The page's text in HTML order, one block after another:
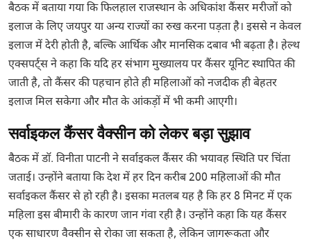
बैठक में बताया गया कि फिलहाल राजस्थान के अधिकांश कैंसर मरीजों को
इलाज के लिए जयपुर या अन्य राज्यों का रुख करना पड़ता है। इससे न केवल
इलाज में देरी होती है, बल्कि आर्थिक और मानसिक दबाव भी बढ़ता है। हेल्थ
एक्सपर्ट्स ने कहा कि यदि हर संभाग मुख्यालय पर कैंसर यूनिट स्थापित की
जाती है, तो कैंसर की पहचान होते ही महिलाओं को नजदीक ही बेहतर
इलाज मिल सकेगा और मौत के आंकड़ों में भी कमी आएगी।
सर्वाइकल कैंसर वैक्सीन को लेकर बड़ा सुझाव
बैठक में डॉ. विनीता पाटनी ने सर्वाइकल कैंसर की भयावह स्थिति पर चिंता
जताई। उन्होंने बताया कि देश में हर दिन करीब 200 महिलाओं की मौत
सर्वाइकल कैंसर से हो रही है। इसका मतलब यह है कि हर 8 मिनट में एक
महिला इस बीमारी के कारण जान गंवा रही है। उन्होंने कहा कि यह कैंसर
एक साधारण वैक्सीन से रोका जा सकता है, लेकिन जागरूकता और